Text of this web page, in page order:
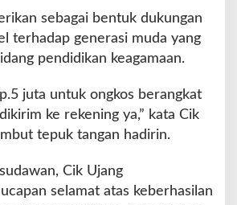
sebagai bentuk dukungan
terhadap generasi muda yang
pendidikan keagamaan.
juta untuk ongkos berangkat
ke rekening ya,” kata Cik
tepuk tangan hadirin.
Cik Ujang
selamat atas keberhasilan